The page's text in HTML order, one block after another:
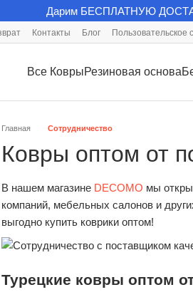
Дарим БЕСПЛАТНУЮ
Контакты Блог Пользовательское
Все КоврыРезиновая основа
Главная Сотрудничество
Ковры оптом от
В нашем магазине DECOMO мы
компаний, мебельных салонов и
выгодно купить коврики оптом!
Турецкие ковры оптом